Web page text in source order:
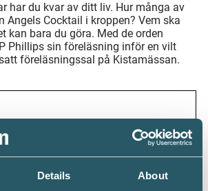
Details About
har du kvar av ditt liv. Hur många av
Angels Cocktail i kroppen? Vem ska
kan bara du göra. Med de orden
Phillips sin föreläsning inför en vilt
föreläsningssal på Kistamässan.
2023: Karriär inom lön >>
2023: Nöjda utställare